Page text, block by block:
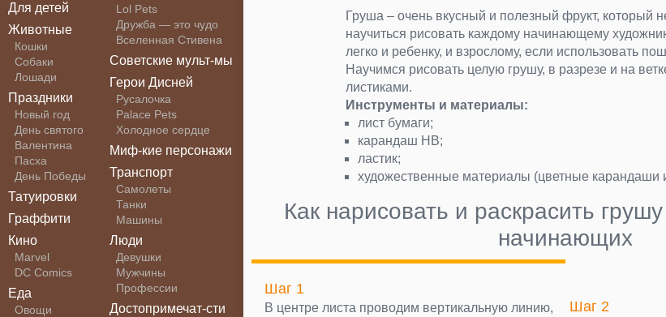
Для детей
Животные
Кошки
Собаки
Лошади
Праздники
Новый год
День святого
Валентина
Пасха
День Победы
Татуировки
Граффити
Кино
Marvel
DC Comics
Еда
Овощи
Lol Pets
Дружба — это чудо
Вселенная Стивена
Советские мульт-мы
Герои Дисней
Русалочка
Palace Pets
Холодное сердце
Миф-кие персонажи
Транспорт
Самолеты
Танки
Машины
Люди
Девушки
Мужчины
Профессии
Достопримечат-сти
Груша – очень вкусный и полезный фрукт, который
научиться рисовать каждому начинающему
легко и ребенку, и взрослому, если использовать
Научимся рисовать целую грушу, в разрезе и на
листиками.
Инструменты и материалы:
лист бумаги;
карандаш НВ;
ластик;
художественные материалы (цветные карандаши
Как нарисовать и раскрасить
начинающих
Шаг 1
В центре листа проводим вертикальную линию,
Шаг 2